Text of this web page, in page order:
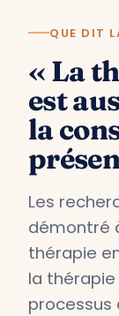
QUE DIT
« La
est
la
Les
démontré
thérapie
la
processus